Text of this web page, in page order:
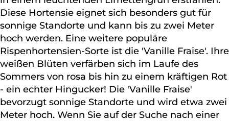
Diese Hortensie eignet sich besonders gut für
sonnige Standorte und kann bis zu zwei Meter
hoch werden. Eine weitere populäre
Rispenhortensien-Sorte ist die 'Vanille Fraise'. Ihre
weißen Blüten verfärben sich im Laufe des
Sommers von rosa bis hin zu einem kräftigen Rot
- ein echter Hingucker! Die 'Vanille Fraise'
bevorzugt sonnige Standorte und wird etwa zwei
Meter hoch. Wenn Sie auf der Suche nach einer